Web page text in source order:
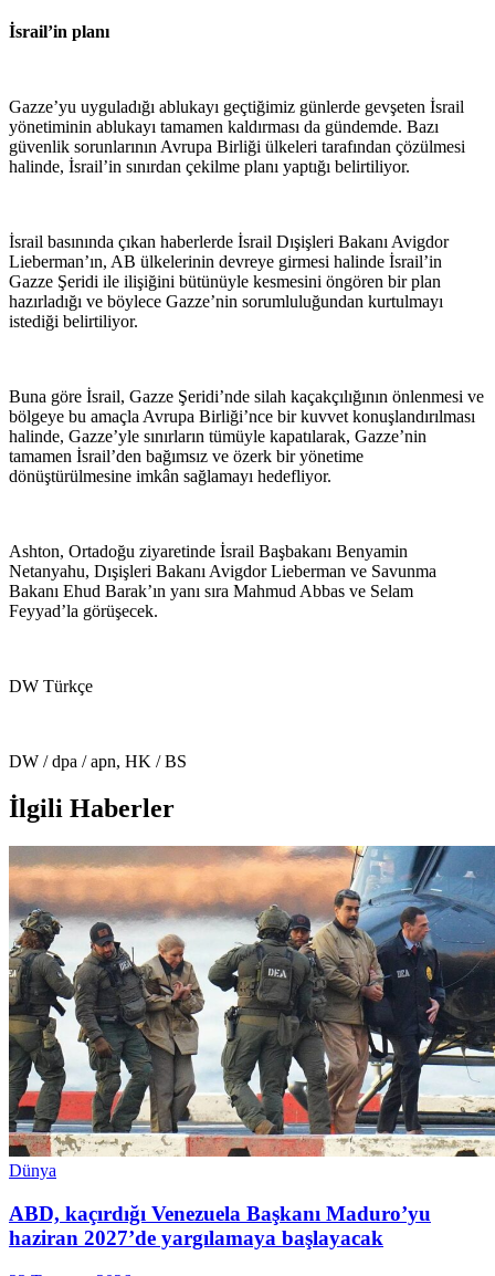
İsrail’in planı
Gazze’yu uyguladığı ablukayı geçtiğimiz günlerde gevşeten İsrail
yönetiminin ablukayı tamamen kaldırması da gündemde. Bazı
güvenlik sorunlarının Avrupa Birliği ülkeleri tarafından çözülmesi
halinde, İsrail’in sınırdan çekilme planı yaptığı belirtiliyor.
İsrail basınında çıkan haberlerde İsrail Dışişleri Bakanı Avigdor
Lieberman’ın, AB ülkelerinin devreye girmesi halinde İsrail’in
Gazze Şeridi ile ilişiğini bütünüyle kesmesini öngören bir plan
hazırladığı ve böylece Gazze’nin sorumluluğundan kurtulmayı
istediği belirtiliyor.
Buna göre İsrail, Gazze Şeridi’nde silah kaçakçılığının önlenmesi ve
bölgeye bu amaçla Avrupa Birliği’nce bir kuvvet konuşlandırılması
halinde, Gazze’yle sınırların tümüyle kapatılarak, Gazze’nin
tamamen İsrail’den bağımsız ve özerk bir yönetime
dönüştürülmesine imkân sağlamayı hedefliyor.
Ashton, Ortadoğu ziyaretinde İsrail Başbakanı Benyamin
Netanyahu, Dışişleri Bakanı Avigdor Lieberman ve Savunma
Bakanı Ehud Barak’ın yanı sıra Mahmud Abbas ve Selam
Feyyad’la görüşecek.
DW Türkçe
DW / dpa / apn, HK / BS
İlgili Haberler
Dünya
ABD, kaçırdığı Venezuela Başkanı Maduro’yu
haziran 2027’de yargılamaya başlayacak